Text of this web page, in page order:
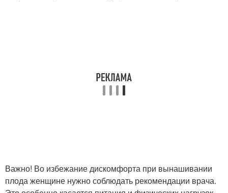
Важно! Во избежание дискомфорта при вынашивании
плода женщине нужно соблюдать рекомендации врача.